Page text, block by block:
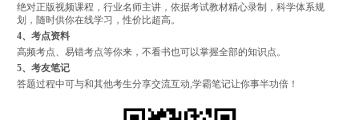
绝对正版视频课程，行业名师主讲，依据考试教材精心录制，科学体系规
划，随时供你在线学习，性价比超高。
4、考点资料
高频考点、易错考点等你来，不看书也可以掌握全部的知识点。
5、考友笔记
答题过程中可与和其他考生分享交流互动,学霸笔记让你事半功倍！